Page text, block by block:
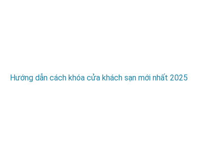
Hướng dẫn cách khóa cửa khách sạn mới nhất 2025